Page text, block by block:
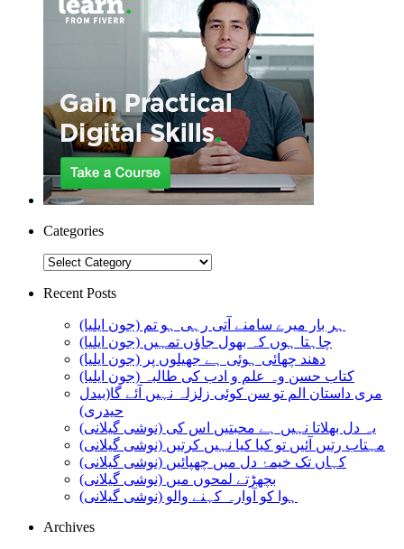
Categories
Categories
Recent Posts
ہر بار میرے سامنے آتی رہی ہو تم (جون ایلیا)
چاہتا ہوں کہ بھول جاؤں تمہیں (جون ایلیا)
دھند چھائی ہوئی ہے جھیلوں پر (جون ایلیا)
کتاب حسن وہ علم و ادب کی طالبہ (جون ایلیا)
مری داستان الم تو سن کوئی زلزلہ نہیں آئے گا(بیدل
حیدری)
یہ دل بھلاتا نہیں ہے محبتیں اس کی (نوشی گیلانی)
مہتاب رتیں آئیں تو کیا کیا نہیں کرتیں (نوشی گیلانی)
کہاں تک خیمۂ دل میں چھپائیں (نوشی گیلانی)
بچھڑتے لمحوں میں (نوشی گیلانی)
ہوا کو آوارہ کہنے والو (نوشی گیلانی)
Archives